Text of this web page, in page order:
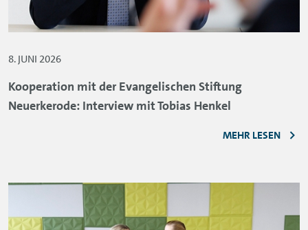
8. JUNI 2026
Kooperation mit der Evangelischen Stiftung
Neuerkerode: Interview mit Tobias Henkel
MEHR LESEN